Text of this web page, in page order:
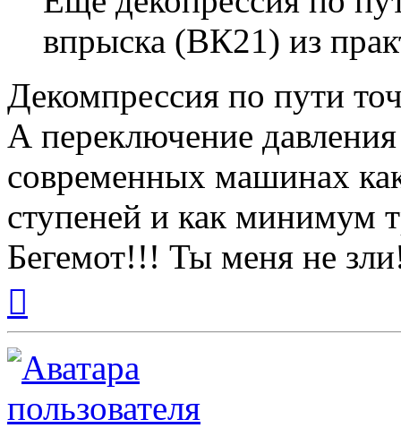
впрыска (ВК21) из
Декомпрессия по пути
А переключение
современных машинах
ступеней и как минимум
Бегемот!!! Ты меня не
началу